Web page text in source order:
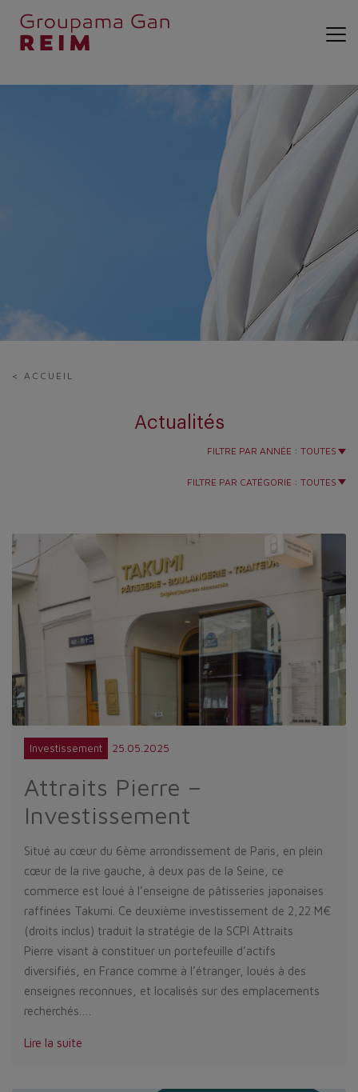
< ACCUEIL
Actualités
FILTRE PAR ANNÉE : TOUTES
FILTRE PAR CATÉGORIE : TOUTES
Investissement 25.05.2025
Attraits Pierre –
Investissement
Situé au cœur du 6ème arrondissement de Paris, en plein
cœur de la rive gauche, à deux pas de la Seine, ce
commerce est loué à l’enseigne de pâtisseries japonaises
raffinées Takumi. Ce deuxième investissement de 2,22 M€
(droits inclus) traduit la stratégie de la SCPI Attraits
Pierre visant à constituer un portefeuille d’actifs
diversifiés, en France comme à l’étranger, loués à des
enseignes reconnues, et localisés sur des emplacements
recherchés.…
Lire la suite